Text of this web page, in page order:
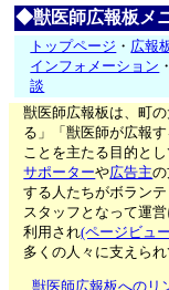
◆獣医師広報板メ
トップページ ・ 広報
インフォメーション
談
獣医師広報板は、町
る」「獣医師が広報す
ことを主たる目的と
サポーターや広告主
する人たちがボランテ
スタッフとなって運
利用され(ページビュ
多くの人々に支えられ
獣医師広報板へのリ